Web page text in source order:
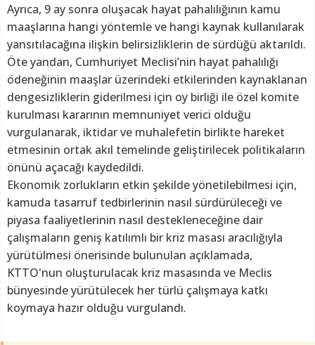
Ayrıca, 9 ay sonra oluşacak hayat pahalılığının kamu
maaşlarına hangi yöntemle ve hangi kaynak kullanılarak
yansıtılacağına ilişkin belirsizliklerin de sürdüğü aktarıldı.
Öte yandan, Cumhuriyet Meclisi’nin hayat pahalılığı
ödeneğinin maaşlar üzerindeki etkilerinden kaynaklanan
dengesizliklerin giderilmesi için oy birliği ile özel komite
kurulması kararının memnuniyet verici olduğu
vurgulanarak, iktidar ve muhalefetin birlikte hareket
etmesinin ortak akıl temelinde geliştirilecek politikaların
önünü açacağı kaydedildi.
Ekonomik zorlukların etkin şekilde yönetilebilmesi için,
kamuda tasarruf tedbirlerinin nasıl sürdürüleceği ve
piyasa faaliyetlerinin nasıl destekleneceğine dair
çalışmaların geniş katılımlı bir kriz masası aracılığıyla
yürütülmesi önerisinde bulunulan açıklamada,
KTTO'nun oluşturulacak kriz masasında ve Meclis
bünyesinde yürütülecek her türlü çalışmaya katkı
koymaya hazır olduğu vurgulandı.